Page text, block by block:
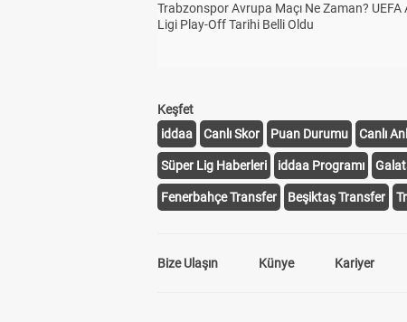
Trabzonspor Avrupa Maçı Ne Zaman? UEFA
Ligi Play-Off Tarihi Belli Oldu
Keşfet
iddaa
Canlı Skor Puan Durumu Canlı
Süper Lig Haberleri iddaa Programı
Fenerbahçe Transfer Beşiktaş Transfer
Bize Ulaşın Künye Kariyer